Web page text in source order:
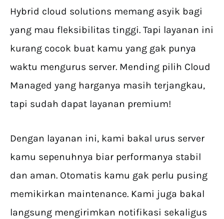
Hybrid cloud solutions memang asyik bagi
yang mau fleksibilitas tinggi. Tapi layanan ini
kurang cocok buat kamu yang gak punya
waktu mengurus server. Mending pilih Cloud
Managed yang harganya masih terjangkau,
tapi sudah dapat layanan premium!
Dengan layanan ini, kami bakal urus server
kamu sepenuhnya biar performanya stabil
dan aman. Otomatis kamu gak perlu pusing
memikirkan maintenance. Kami juga bakal
langsung mengirimkan notifikasi sekaligus